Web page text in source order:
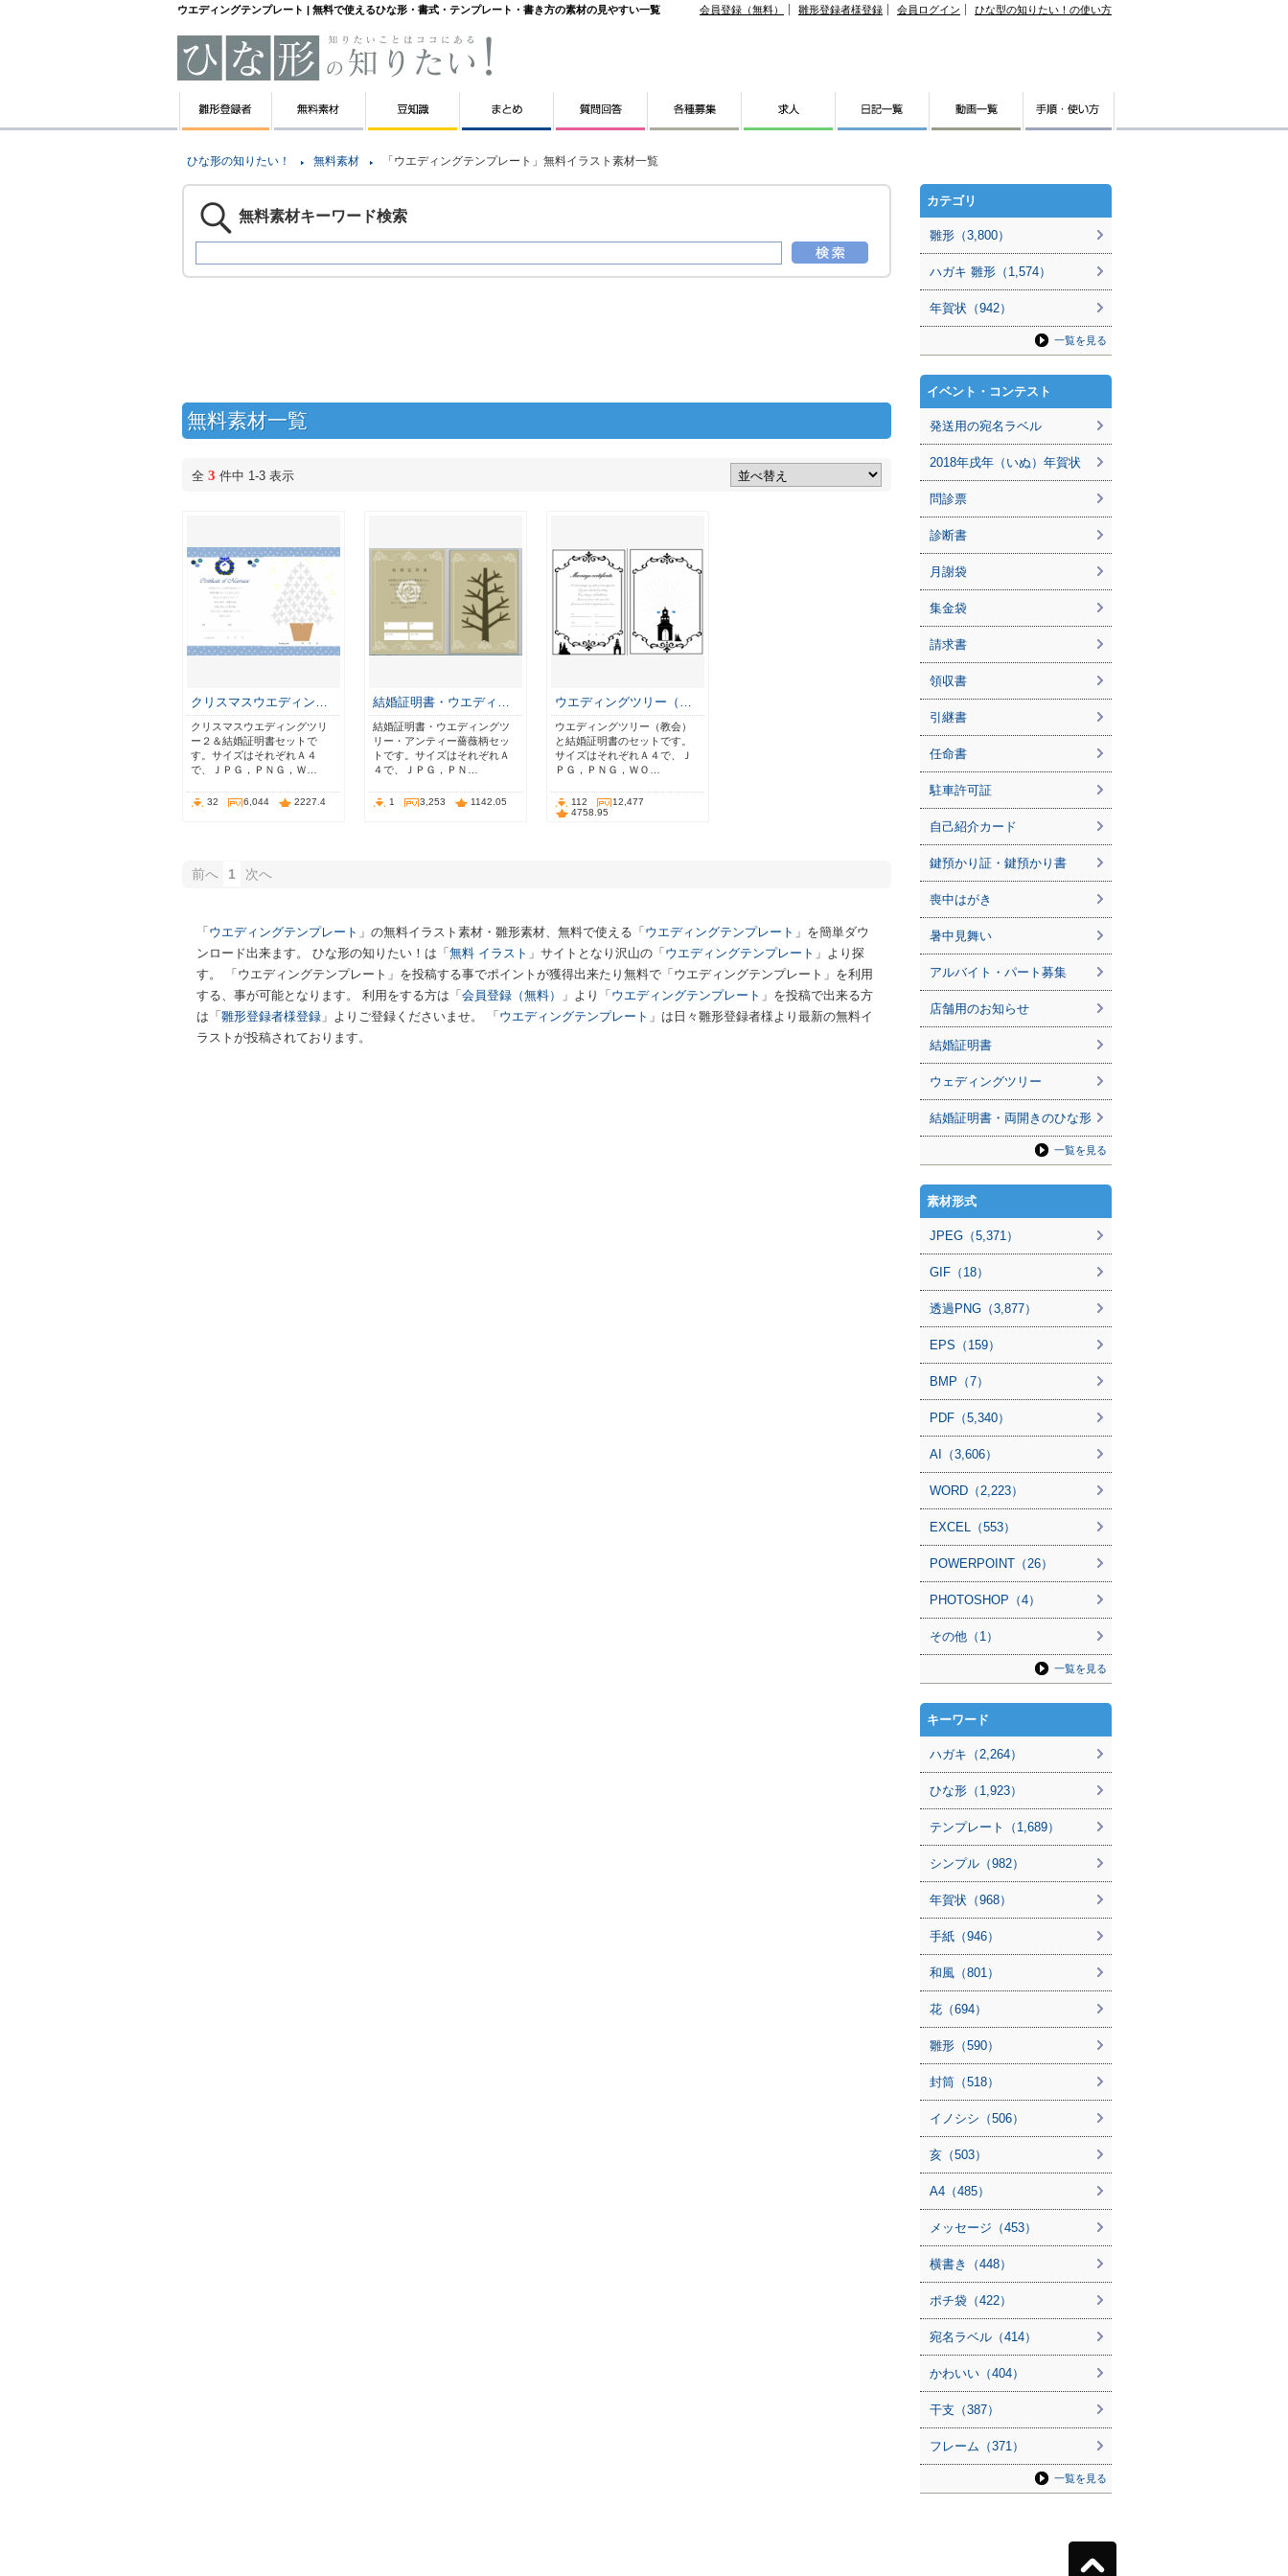
ウエディングテンプレート | 無料で使えるひな形・書式・テンプレート・書き方の素材の見やすい一覧 会員登録（無料） 雛形登録者様登録 会員ログイン ひな型の知りたい！の使い方
ひな形の知りたい！ 無料素材 「ウエディングテンプレート」無料イラスト素材一覧
無料素材キーワード検索
無料素材一覧
全 3 件中 1-3 表示
クリスマスウエディン…
クリスマスウエディングツリ
ー２＆結婚証明書セットで
す。サイズはそれぞれＡ４
で、ＪＰＧ，ＰＮＧ，Ｗ…
32 6,044 2227.4
結婚証明書・ウエディ…
結婚証明書・ウエディングツ
リー・アンティー薔薇柄セッ
トです。サイズはそれぞれＡ
４で、ＪＰＧ，ＰＮ…
1 3,253 1142.05
ウエディングツリー（…
ウエディングツリー（教会）
と結婚証明書のセットです。
サイズはそれぞれＡ４で、Ｊ
ＰＧ，ＰＮＧ，ＷＯ…
112
12,477
4758.95
前へ 1 次へ
「 ウエディングテンプレート 」の無料イラスト素材・雛形素材、無料で使える「 ウエディングテンプレート 」を簡単ダウ
ンロード出来ます。 ひな形の知りたい！は「 無料 イラスト 」サイトとなり沢山の「 ウエディングテンプレート 」より探
す。 「ウエディングテンプレート」を投稿する事でポイントが獲得出来たり無料で「ウエディングテンプレート」を利用
する、事が可能となります。 利用をする方は「 会員登録（無料） 」より「 ウエディングテンプレート 」を投稿で出来る方
は「 雛形登録者様登録 」よりご登録くださいませ。 「 ウエディングテンプレート 」は日々雛形登録者様より最新の無料イ
ラストが投稿されております。
カテゴリ
雛形（3,800）
ハガキ 雛形（1,574）
年賀状（942）
一覧を見る
イベント・コンテスト
発送用の宛名ラベル
2018年戌年（いぬ）年賀状
問診票
診断書
月謝袋
集金袋
請求書
領収書
引継書
任命書
駐車許可証
自己紹介カード
鍵預かり証・鍵預かり書
喪中はがき
暑中見舞い
アルバイト・パート募集
店舗用のお知らせ
結婚証明書
ウェディングツリー
結婚証明書・両開きのひな形
一覧を見る
素材形式
JPEG（5,371）
GIF（18）
透過PNG（3,877）
EPS（159）
BMP（7）
PDF（5,340）
AI（3,606）
WORD（2,223）
EXCEL（553）
POWERPOINT（26）
PHOTOSHOP（4）
その他（1）
一覧を見る
キーワード
ハガキ（2,264）
ひな形（1,923）
テンプレート（1,689）
シンプル（982）
年賀状（968）
手紙（946）
和風（801）
花（694）
雛形（590）
封筒（518）
イノシシ（506）
亥（503）
A4（485）
メッセージ（453）
横書き（448）
ポチ袋（422）
宛名ラベル（414）
かわいい（404）
干支（387）
フレーム（371）
一覧を見る